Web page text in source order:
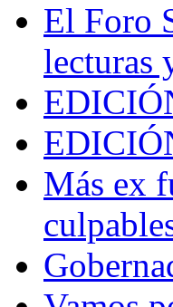
El Foro
lecturas
Más ex